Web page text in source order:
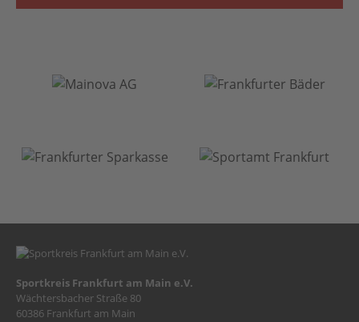
Sportkreis Frankfurt am Main e.V.
Wächtersbacher Straße 80
60386 Frankfurt am Main